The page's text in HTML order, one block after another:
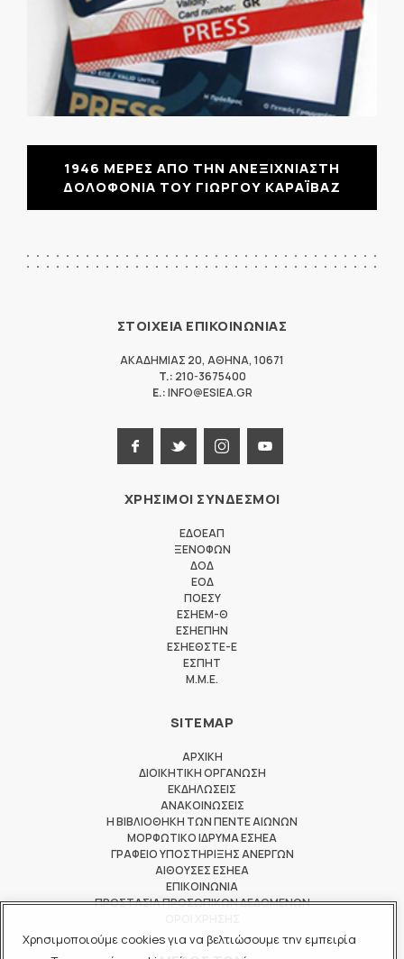
Χρησιμοποιούμε cookies για να βελτιώσουμε την εμπειρία
1946 ΜΕΡΕΣ ΑΠΟ ΤΗΝ ΑΝΕΞΙΧΝΙΑΣΤΗ
ΔΟΛΟΦΟΝΙΑ ΤΟΥ ΓΙΩΡΓΟΥ ΚΑΡΑΪΒΑΖ
ΣΤΟΙΧΕΙΑ ΕΠΙΚΟΙΝΩΝΙΑΣ
ΑΚΑΔΗΜΙΑΣ 20, ΑΘΗΝΑ, 10671
T.: 210-3675400
E.:INFO@ESIEA.GR
ΧΡΗΣΙΜΟΙ ΣΥΝΔΕΣΜΟΙ
ΕΔΟΕΑΠ
ΞΕΝΟΦΩΝ
ΔΟΔ
ΕΟΔ
ΠΟΕΣΥ
ΕΣΗΕΜ-Θ
ΕΣΗΕΠΗΝ
ΕΣΗΕΘΣΤΕ-Ε
ΕΣΠΗΤ
M.M.E.
SITEMAP
ΑΡΧΙΚΗ
ΔΙΟΙΚΗΤΙΚΗ ΟΡΓΑΝΩΣΗ
ΕΚΔΗΛΩΣΕΙΣ
ΑΝΑΚΟΙΝΩΣΕΙΣ
Η ΒΙΒΛΙΟΘΗΚΗ ΤΩΝ ΠΕΝΤΕ ΑΙΩΝΩΝ
ΜΟΡΦΩΤΙΚΟ ΙΔΡΥΜΑ ΕΣΗΕΑ
ΓΡΑΦΕΙΟ ΥΠΟΣΤΗΡΙΞΗΣ ΑΝΕΡΓΩΝ
ΑΙΘΟΥΣΕΣ ΕΣΗΕΑ
ΕΠΙΚΟΙΝΩΝΙΑ
ΠΡΟΣΤΑΣΙΑ ΠΡΟΣΩΠΙΚΩΝ ΔΕΔΟΜΕΝΩΝ